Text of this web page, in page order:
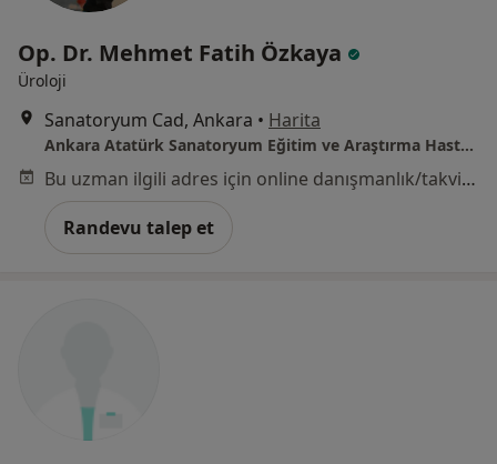
Op. Dr. Mehmet Fatih Özkaya
Üroloji
Sanatoryum Cad, Ankara • Harita
Ankara Atatürk Sanatoryum Eğitim ve Araştırma Hastanesi
Bu uzman ilgili adres için online danışmanlık/takvim sunmuyor.
Randevu talep et